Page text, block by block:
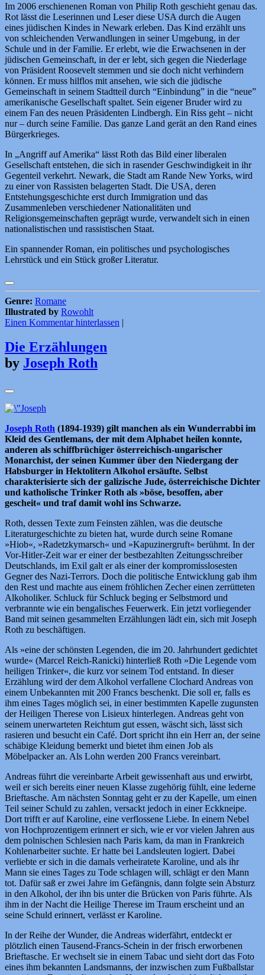
Im 2006 erschienenen Roman von Philip Roth geschieht genau das.
Rot lässt die Leserinnen und Leser diese USA durch die Augen
eines jüdischen Kindes in Newark erleben. Das Kind erzählt uns
von schleichenden Verwandlungen in seiner Umgebung, in der
Schule und in der Familie. Er erlebt, wie die Erwachsenen in der
jüdischen Gemeinschaft, in der er lebt, sich gegen die Niederlage
von Präsident Roosevelt stemmen und sie doch nicht verhindern
können. Er muss hilflos mit ansehen, wie sich die jüdische
Gemeinschaft in seinem Stadtteil durch “Einbindung” in die “neue”
amerikanische Gesellschaft spaltet. Sein eigener Bruder wird zu
einem Fan des neuen Präsidenten Lindbergh. Ein Riss geht – nicht
nur – durch seine Familie. Das ganze Land gerät an den Rand eines
Bürgerkrieges.
In „Angriff auf Amerika“ lässt Roth das Bild einer liberalen
Gesellschaft entstehen, die sich in rasender Geschwindigkeit in ihr
Gegenteil verkehrt. Newark, die Stadt am Rande New Yorks, wird
zu einer von Rassisten belagerten Stadt. Die USA, deren
Entstehungsgeschichte erst durch Immigration und das
Zusammenleben verschiedener Nationalitäten und
Religionsgemeinschaften geprägt wurde, verwandelt sich in einen
nationalistischen und rassistischen Staat.
Ein spannender Roman, ein politisches und psychologisches
Lehrstück und ein Stück großer Literatur.
Genre: Romane
Illustrated by Rowohlt
Einen Kommentar hinterlassen |
Die Erzählungen
by Joseph Roth
Joseph Roth (1894-1939) gilt manchen als ein Wunderrabbi im
Kleid des Gentlemans, der mit dem Alphabet heilen konnte,
anderen als schiffbrüchiger österreichisch-ungarischer
Monarchist, der seinen Kummer über den Niedergang der
Habsburger in Hektolitern Alkohol ersäufte. Selbst
charakterisierte sich der galizische Jude, österreichische Dichter
und katholische Trinker Roth als »böse, besoffen, aber
gescheit« und traf damit wohl ins Schwarze.
Roth, dessen Texte zum Feinsten zählen, was die deutsche
Literaturgeschichte zu bieten hat, wurde durch seine Romane
»Hiob«, »Radetzkymarsch« und »Kapuzinergruft« berühmt. In der
Vor-Hitler-Zeit war er einer der bestbezahlten Zeitungsschreiber
Deutschlands, im Exil galt er als einer der kompromisslosesten
Gegner des Nazi-Terrors. Doch die politische Entwicklung gab ihm
den Rest und machte aus einem fröhlichen Zecher einen zerrütteten
Alkoholiker. Schluck für Schluck beging er Selbstmord und
verbrannte wie ein bengalisches Feuerwerk. Ein jetzt vorliegender
Band mit seinen gesammelten Erzählungen lädt ein, sich mit Joseph
Roth zu beschäftigen.
Als »eine der schönsten Legenden, die im 20. Jahrhundert gedichtet
wurde« (Marcel Reich-Ranicki) hinterließ Roth »Die Legende vom
heiligen Trinker«, die kurz vor seinem Tod entstand. In dieser
Erzählung wird der dem Alkohol verfallene Clochard Andreas von
einem Unbekannten mit 200 Francs beschenkt. Die soll er, falls es
ihm eines Tages möglich sei, in einer bestimmten Kapelle zugunsten
der Heiligen Therese von Lisieux hinterlegen. Andreas geht von
seinem unerwarteten Reichtum gut essen, wäscht sich, lässt sich
rasieren und besucht ein Café. Dort spricht ihn ein Herr an, der seine
schäbige Kleidung bemerkt und bietet ihm einen Job als
Möbelpacker an. Als Lohn werden 200 Francs vereinbart.
Andreas führt die vereinbarte Arbeit gewissenhaft aus und erwirbt,
weil er sich bereits einer neuen Klasse zugehörig fühlt, eine lederne
Brieftasche. Am nächsten Sonntag geht er zu der Kapelle, um einen
Teil seiner Schuld zu zahlen, versackt jedoch in einer Eckkneipe.
Dort trifft er auf Karoline, eine verflossene Liebe. In einem Nebel
von Hochprozentigem erinnert er sich, wie er vor vielen Jahren aus
dem polnischen Schlesien nach Paris kam, da man in Frankreich
Kohlenarbeiter suchte. Er hatte bei Landsleuten logiert. Dabei
verliebte er sich in die damals verheiratete Karoline, und als ihr
Mann sie eines Tages zu Tode schlagen will, schlägt er den Mann
tot. Dafür saß er zwei Jahre im Gefängnis, dann folgte sein Absturz
in den Alkohol, der ihn bis unter die Brücken von Paris führte. Als
ihm in der Nacht die Heilige Therese im Traum erscheint und an
seine Schuld erinnert, verlässt er Karoline.
In der Reihe der Wunder, die Andreas widerfährt, entdeckt er
plötzlich einen Tausend-Francs-Schein in der frisch erworbenen
Brieftasche. Er wechselt sie in einem Tabac und sieht dort das Foto
eines ihm bekannten Landsmanns, der inzwischen zum Fußballstar